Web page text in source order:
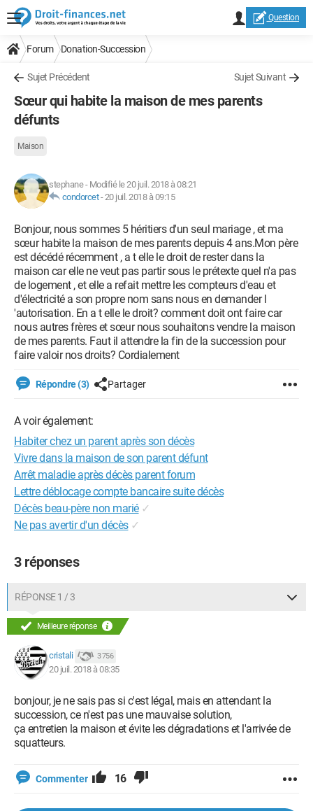
Question
Forum Donation-Succession
Sujet Précédent Sujet Suivant
Sœur qui habite la maison de mes parents
défunts
Maison
stephane- Modifié le 20 juil. 2018 à 08:21
condorcet-20 juil. 2018 à 09:15
Bonjour, nous sommes 5 héritiers d'un seul mariage , et ma
sœur habite la maison de mes parents depuis 4 ans.Mon père
est décédé récemment , a t elle le droit de rester dans la
maison car elle ne veut pas partir sous le prétexte quel n'a pas
de logement , et elle a refait mettre les compteurs d'eau et
d'électricité a son propre nom sans nous en demander l
'autorisation. En a t elle le droit? comment doit ont faire car
nous autres frères et sœur nous souhaitons vendre la maison
de mes parents. Faut il attendre la fin de la succession pour
faire valoir nos droits? Cordialement
Répondre (3) Partager
A voir également:
Habiter chez un parent après son décès
Vivre dans la maison de son parent défunt
Arrêt maladie après décès parent forum
Lettre déblocage compte bancaire suite décès
Décès beau-père non marié ✓
Ne pas avertir d'un décès ✓
3 réponses
RÉPONSE 1 / 3
Meilleure réponse
cristali 3 756
20 juil. 2018 à 08:35
bonjour, je ne sais pas si c'est légal, mais en attendant la
succession, ce n'est pas une mauvaise solution,
ça entretien la maison et évite les dégradations et l'arrivée de
squatteurs.
Commenter 16